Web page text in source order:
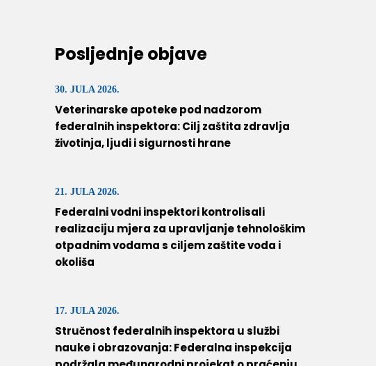
Posljednje objave
30. JULA 2026.
Veterinarske apoteke pod nadzorom
federalnih inspektora: Cilj zaštita zdravlja
životinja, ljudi i sigurnosti hrane
21. JULA 2026.
Federalni vodni inspektori kontrolisali
realizaciju mjera za upravljanje tehnološkim
otpadnim vodama s ciljem zaštite voda i
okoliša
17. JULA 2026.
Stručnost federalnih inspektora u službi
nauke i obrazovanja: Federalna inspekcija